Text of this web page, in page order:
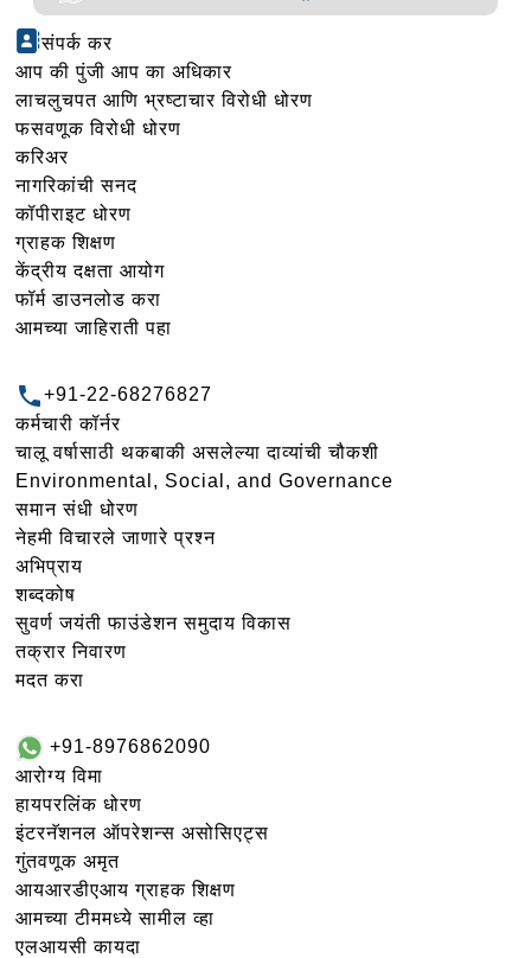
संपर्क कर
आप की पुंजी आप का अधिकार
लाचलुचपत आणि भ्रष्टाचार विरोधी धोरण
फसवणूक विरोधी धोरण
करिअर
नागरिकांची सनद
कॉपीराइट धोरण
ग्राहक शिक्षण
केंद्रीय दक्षता आयोग
फॉर्म डाउनलोड करा
आमच्या जाहिराती पहा
+91-22-68276827
कर्मचारी कॉर्नर
चालू वर्षासाठी थकबाकी असलेल्या दाव्यांची चौकशी
Environmental, Social, and Governance
समान संधी धोरण
नेहमी विचारले जाणारे प्रश्न
अभिप्राय
शब्दकोष
सुवर्ण जयंती फाउंडेशन समुदाय विकास
तक्रार निवारण
मदत करा
+91-8976862090
आरोग्य विमा
हायपरलिंक धोरण
इंटरनॅशनल ऑपरेशन्स असोसिएट्स
गुंतवणूक अमृत
आयआरडीएआय ग्राहक शिक्षण
आमच्या टीममध्ये सामील व्हा
एलआयसी कायदा